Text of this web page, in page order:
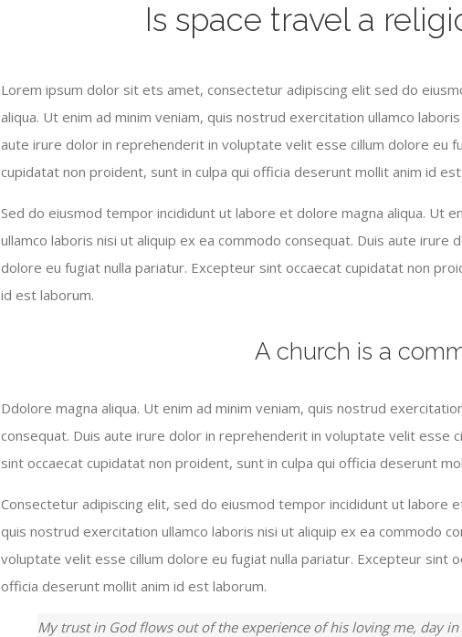
Is space travel a
Lorem ipsum dolor sit ets amet, consectetur adipiscing elit sed do
aliqua. Ut enim ad minim veniam, quis nostrud exercitation ullamco
aute irure dolor in reprehenderit in voluptate velit esse cillum dolore eu
cupidatat non proident, sunt in culpa qui officia deserunt mollit anim id
Sed do eiusmod tempor incididunt ut labore et dolore magna aliqua. Ut
ullamco laboris nisi ut aliquip ex ea commodo consequat. Duis aute
dolore eu fugiat nulla pariatur. Excepteur sint occaecat cupidatat non
id est laborum.
A church is a
Ddolore magna aliqua. Ut enim ad minim veniam, quis nostrud
consequat. Duis aute irure dolor in reprehenderit in voluptate velit esse
sint occaecat cupidatat non proident, sunt in culpa qui officia deserunt
Consectetur adipiscing elit, sed do eiusmod tempor incididunt ut labore
quis nostrud exercitation ullamco laboris nisi ut aliquip ex ea commodo
voluptate velit esse cillum dolore eu fugiat nulla pariatur. Excepteur sint
officia deserunt mollit anim id est laborum.
My trust in God flows out of the experience of his loving me, day